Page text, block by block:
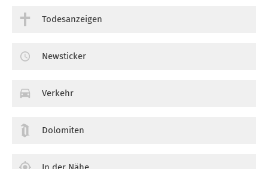
Todesanzeigen
Newsticker
Verkehr
Dolomiten